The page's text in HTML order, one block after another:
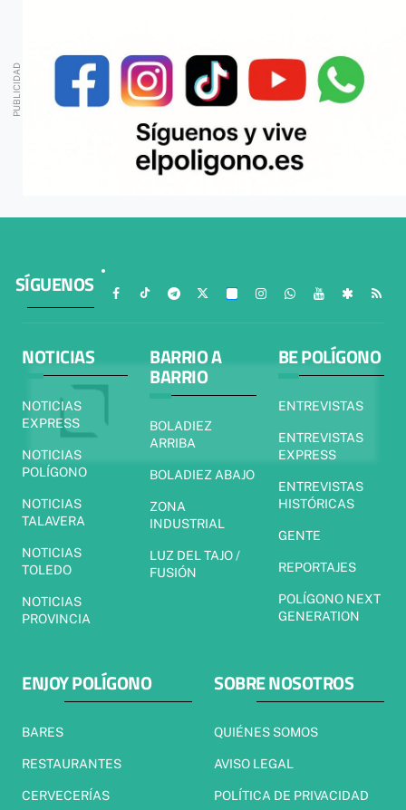
SÍGUENOS
NOTICIAS
NOTICIAS
EXPRESS
NOTICIAS
POLÍGONO
NOTICIAS
TALAVERA
NOTICIAS
TOLEDO
NOTICIAS
PROVINCIA
BARRIO A
BARRIO
BOLADIEZ
ARRIBA
BOLADIEZ ABAJO
ZONA
INDUSTRIAL
LUZ DEL TAJO /
FUSIÓN
BE POLÍGONO
ENTREVISTAS
ENTREVISTAS
EXPRESS
ENTREVISTAS
HISTÓRICAS
GENTE
REPORTAJES
POLÍGONO NEXT
GENERATION
ENJOY POLÍGONO
BARES
RESTAURANTES
CERVECERÍAS
SOBRE NOSOTROS
QUIÉNES SOMOS
AVISO LEGAL
POLÍTICA DE PRIVACIDAD